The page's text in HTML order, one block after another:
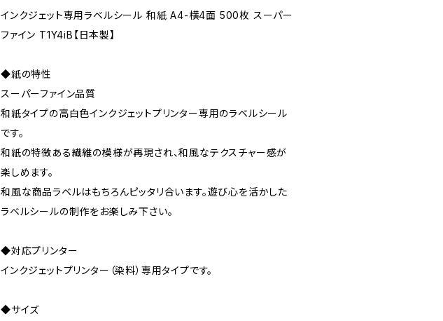
インクジェット専用ラベルシール 和紙 A4-横4面 500枚 スーパー
ファイン T1Y4iB【日本製】
◆紙の特性
スーパーファイン品質
和紙タイプの高白色インクジェットプリンター専用のラベルシール
です。
和紙の特徴ある繊維の模様が再現され、和風なテクスチャー感が
楽しめます。
和風な商品ラベルはもちろんピッタリ合います。遊び心を活かした
ラベルシールの制作をお楽しみ下さい。
◆対応プリンター
インクジェットプリンター（染料）専用タイプです。
◆サイズ